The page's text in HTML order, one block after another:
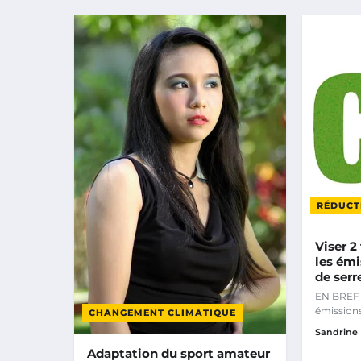
CHANGEMENT CLIMATIQUE
Adaptation du sport amateur
Viser
les
de
EN
Analyse
Sandrine